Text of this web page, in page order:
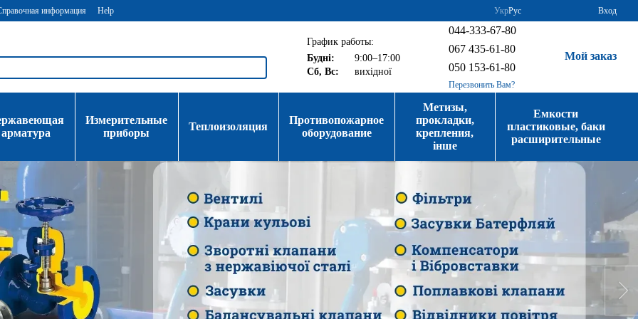
информация Help УкрРус Вход
График работы:
Будні:
9:00–17:00
Сб, Вс:
вихідної
044-333-67-80
067 435-61-80
050 153-61-80
Перезвонить Вам?
Мой заказ
арматура
Измерительные
приборы
Теплоизоляция
Противопожарное
оборудование
Метизы,
прокладки,
крепления,
інше
Емкости
пластиковые, баки
расширительные